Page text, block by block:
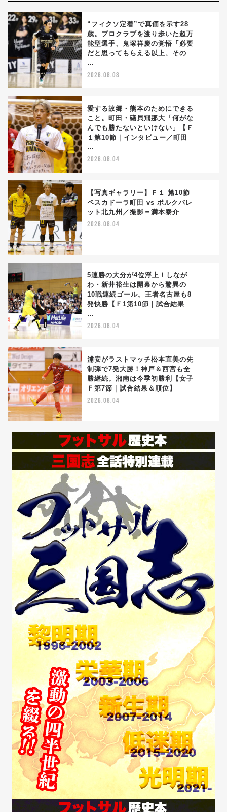
“フィクソ定着”で真価を示す28
歳。プロクラブを渡り歩いた超万
能型選手、鬼塚祥慶の覚悟「必要
だと思ってもらえる以上、その
…
2026.08.08
愛する故郷・熊本のためにできる
こと。町田・礒貝飛那大「何がな
んでも勝たないといけない」【Ｆ
１第10節｜インタビュー／町田
…
2026.08.04
【写真ギャラリー】Ｆ１ 第10節
ペスカドーラ町田 vs ボルクバレ
ット北九州／撮影＝満本泰介
2026.08.04
5連勝の大分が4位浮上！しなが
わ・新井裕生は開幕から驚異の
10戦連続ゴール。王者名古屋も8
発快勝【Ｆ1第10節｜試合結果
…
2026.08.04
浦安がラストマッチ松本直美の先
制弾で7発大勝！神戸＆西宮も全
勝継続。湘南は今季初勝利【女子
Ｆ第7節｜試合結果＆順位】
2026.08.04